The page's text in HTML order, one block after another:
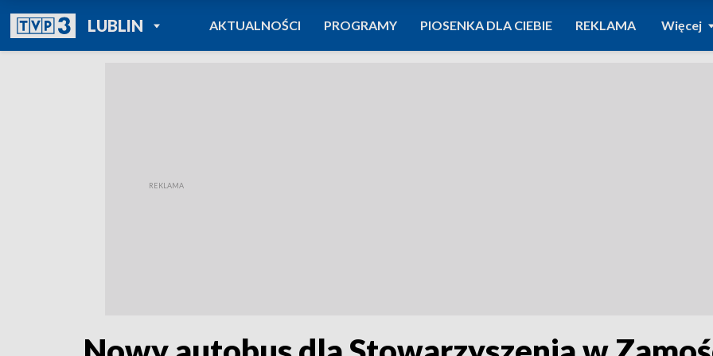
LUBLINPOWRÓT DO
TVP REGIONY
AKTUALNOŚCI PROGRAMY PIOSENKA DLA CIEBIE REKLAMA Więcej